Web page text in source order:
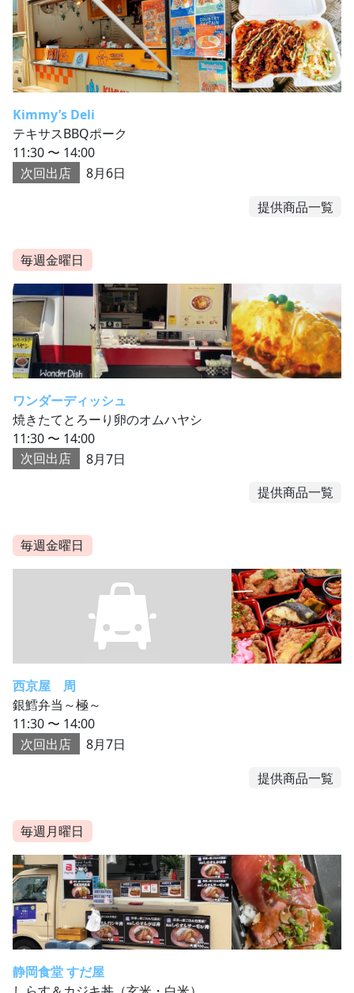
Kimmy’s Deli
テキサスBBQポーク
11:30 〜 14:00
次回出店
8月6日
提供商品一覧
毎週金曜日
ワンダーディッシュ
焼きたてとろーり卵のオムハヤシ
11:30 〜 14:00
次回出店
8月7日
提供商品一覧
毎週金曜日
西京屋 周
銀鱈弁当～極～
11:30 〜 14:00
次回出店
8月7日
提供商品一覧
毎週月曜日
静岡食堂 すだ屋